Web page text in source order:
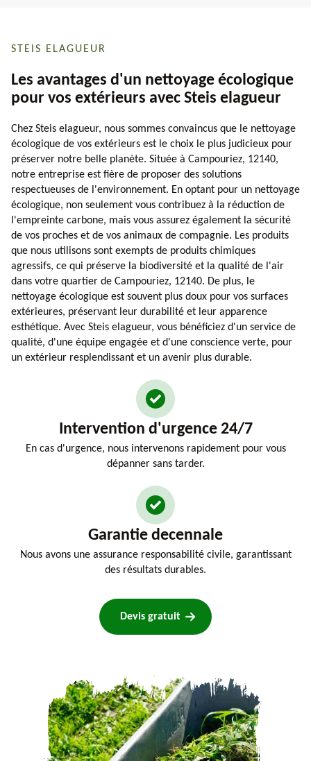
STEIS ELAGUEUR
Les avantages d'un nettoyage écologique
pour vos extérieurs avec Steis elagueur
Chez Steis elagueur, nous sommes convaincus que le nettoyage
écologique de vos extérieurs est le choix le plus judicieux pour
préserver notre belle planète. Située à Campouriez, 12140,
notre entreprise est fière de proposer des solutions
respectueuses de l'environnement. En optant pour un nettoyage
écologique, non seulement vous contribuez à la réduction de
l'empreinte carbone, mais vous assurez également la sécurité
de vos proches et de vos animaux de compagnie. Les produits
que nous utilisons sont exempts de produits chimiques
agressifs, ce qui préserve la biodiversité et la qualité de l'air
dans votre quartier de Campouriez, 12140. De plus, le
nettoyage écologique est souvent plus doux pour vos surfaces
extérieures, préservant leur durabilité et leur apparence
esthétique. Avec Steis elagueur, vous bénéficiez d'un service de
qualité, d'une équipe engagée et d'une conscience verte, pour
un extérieur resplendissant et un avenir plus durable.
Intervention d'urgence 24/7
En cas d'urgence, nous intervenons rapidement pour vous
dépanner sans tarder.
Garantie decennale
Nous avons une assurance responsabilité civile, garantissant
des résultats durables.
Devis gratuit